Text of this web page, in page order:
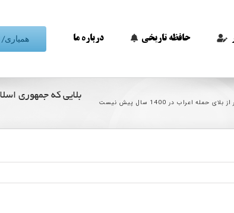
حافظه تاریخی درباره ما همیاری/ DONATE
اعراب در 1400 سال پیش نیست